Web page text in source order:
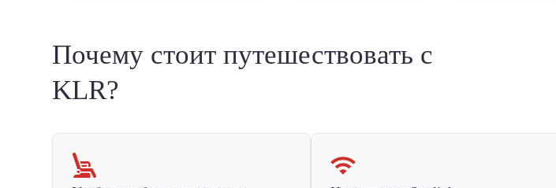
Почему стоит путешествовать с
KLR?